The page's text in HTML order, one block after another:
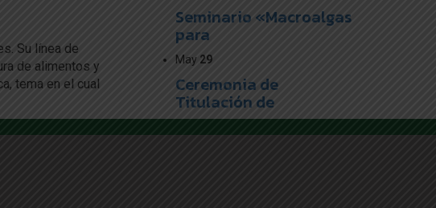
Su línea de
de alimentos y
tema en el cual
Seminario «Macroalgas
para
May 29
Ceremonia de
Titulación de